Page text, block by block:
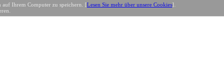
Ihrem Computer zu speichern. [Lesen Sie mehr über unsere Cookies].